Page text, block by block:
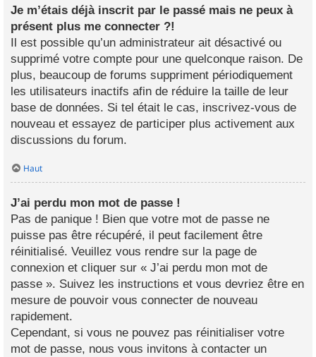
Je m’étais déjà inscrit par le passé mais ne peux à
présent plus me connecter ?!
Il est possible qu’un administrateur ait désactivé ou
supprimé votre compte pour une quelconque raison. De
plus, beaucoup de forums suppriment périodiquement
les utilisateurs inactifs afin de réduire la taille de leur
base de données. Si tel était le cas, inscrivez-vous de
nouveau et essayez de participer plus activement aux
discussions du forum.
Haut
J’ai perdu mon mot de passe !
Pas de panique ! Bien que votre mot de passe ne
puisse pas être récupéré, il peut facilement être
réinitialisé. Veuillez vous rendre sur la page de
connexion et cliquer sur « J’ai perdu mon mot de
passe ». Suivez les instructions et vous devriez être en
mesure de pouvoir vous connecter de nouveau
rapidement.
Cependant, si vous ne pouvez pas réinitialiser votre
mot de passe, nous vous invitons à contacter un